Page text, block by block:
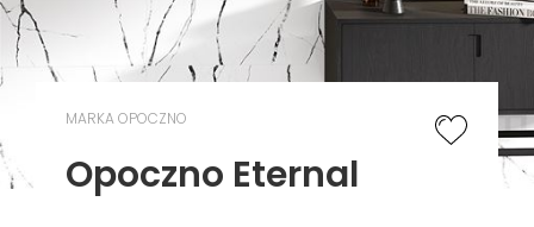
MARKA OPOCZNO
Opoczno Eternal